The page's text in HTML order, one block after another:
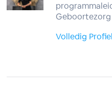
Geboortezorg
Volledig Profiel